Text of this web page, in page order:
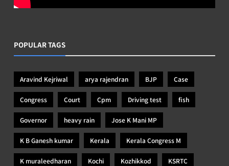
POPULAR TAGS
Aravind Kejriwal arya rajendran BJP Case
Congress Court Cpm Driving test fish
Governor heavy rain Jose K Mani MP
K B Ganesh kumar Kerala Kerala Congress M
K muraleedharan Kochi Kozhikkod KSRTC